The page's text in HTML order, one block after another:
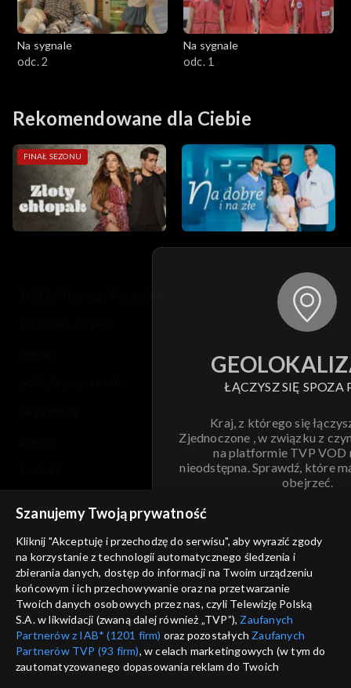
Na sygnale
odc. 2
Na sygnale
odc. 1
Rekomendowane dla Ciebie
FINAŁ SEZONU
ŁĄCZYSZ SIĘ SPOZA
Kraj, z którego się
Zjednoczone , w związku z
na platformie TVP VOD
nieodstępna. Sprawdź, które
obejrzeć.
ANULUJ
informacje o dostawcy usług
Szanujemy Twoją prywatność
Kliknij "Akceptuję i przechodzę do serwisu", aby wyrazić zgody
na korzystanie z technologii automatycznego śledzenia i
zbierania danych, dostęp do informacji na Twoim urządzeniu
końcowym i ich przechowywanie oraz na przetwarzanie
Twoich danych osobowych przez nas, czyli Telewizję Polską
S.A. w likwidacji (zwaną dalej również „TVP”), Zaufanych
Partnerów z IAB* (1201 firm) oraz pozostałych Zaufanych
Partnerów TVP (93 firm), w celach marketingowych (w tym do
zautomatyzowanego dopasowania reklam do Twoich